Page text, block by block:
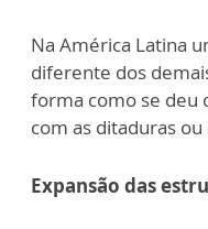
Na América Latina
diferente dos
forma como se deu
com as ditaduras
Expansão das